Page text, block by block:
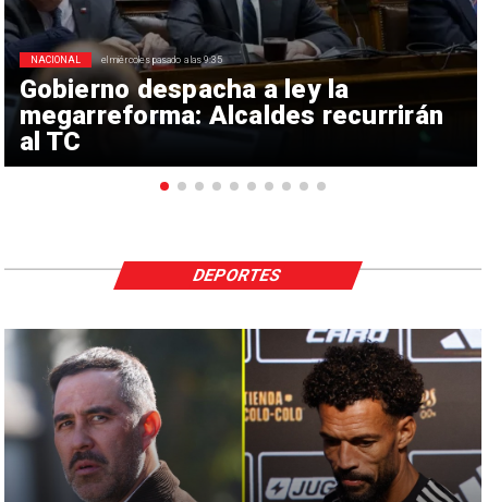
Gobierno despacha a ley la
megarreforma: Alcaldes recurrirán
al TC
NACIONAL el miércoles pasado a las 9:35
DEPORTES